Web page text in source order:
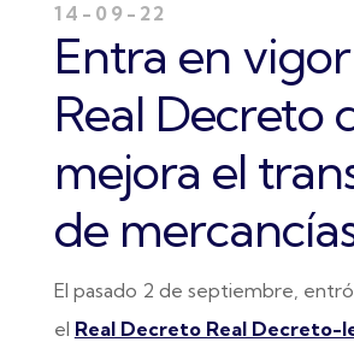
14-09-22
Entra en
Real Decreto
mejora el
de
El pasado 2 de septiembre,
el Real Decreto Real Decreto-